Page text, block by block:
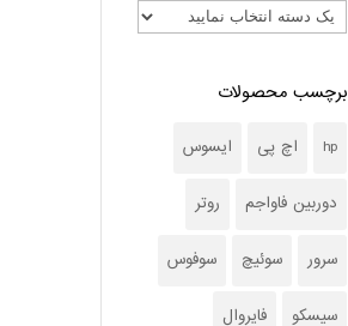
برچسب محصولات
hp اچ پی ایسوس
دوربین فاواجم روتر
سرور سوئیچ سوفوس
سیسکو فایروال